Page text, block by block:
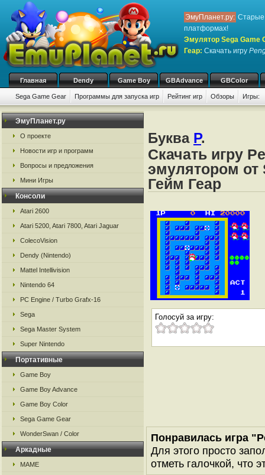
ЭмуПланет.ру: Старые
платформах!
Эмулятор Sega Game
Геар: Скачать игру
Главная Dendy Game Boy GBAdvance GBColor
Sega Game Gear Программы для запуска игр Рейтинг игр Обзоры Игры:
ЭмуПланет.ру
О проекте
Новости игр и программ
Вопросы и предложения
Мини Игры
Консоли
Atari 2600
Atari 5200, Atari 7800, Atari Jaguar
ColecoVision
Dendy (Nintendo)
Mattel Intellivision
Nintendo 64
PC Engine / Turbo Grafx-16
Sega
Sega Master System
Super Nintendo
Портативные
Game Boy
Game Boy Advance
Game Boy Color
Sega Game Gear
WonderSwan / Color
Аркадные
MAME
Буква P.
Скачать игру
эмулятором от
Гейм Геар
Голосуй за игру:
Понравилась игра
Для этого просто
отметь галочкой, что